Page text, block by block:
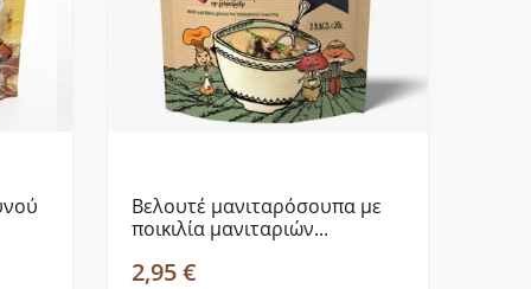
Βελουτέ μανιταρόσουπα με
ποικιλία μανιταριών...
2,95 €